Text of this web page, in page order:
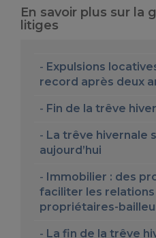
En savoir plus sur la
litiges
Expulsions
record après deux
Fin de la trêve
La trêve hivernale
aujourd’hui
Immobilier : des
faciliter les
propriétaires-
La fin de la trêve